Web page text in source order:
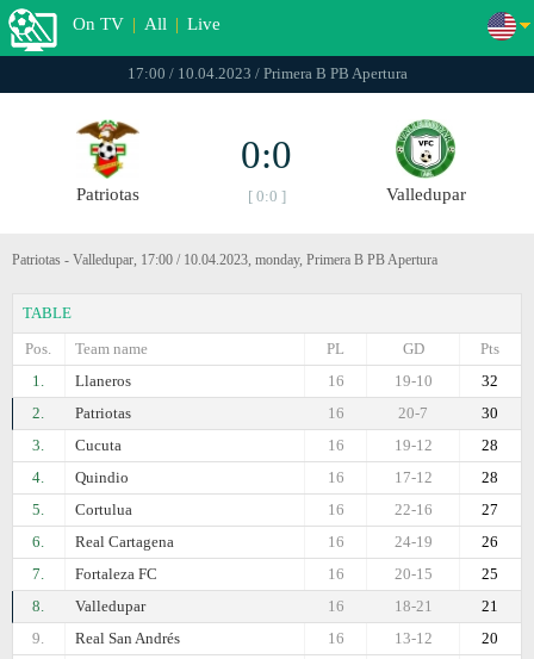
On TV | All | Live
17:00 / 10.04.2023 / Primera B PB Apertura
Patriotas
0:0
[ 0:0 ] Valledupar
Patriotas - Valledupar, 17:00 / 10.04.2023, monday, Primera B PB Apertura
TABLE
Pos.
Team name Pts
GD
PL
1.
Llaneros 32
19-10
16
2.
Patriotas 30
20-7
16
3.
Cucuta 28
19-12
16
4.
Quindio 28
17-12
16
5.
Cortulua 27
22-16
16
6.
Real Cartagena 26
24-19
16
7.
Fortaleza FC 25
20-15
16
8.
Valledupar 21
18-21
16
9.
Real San Andrés 20
13-12
16